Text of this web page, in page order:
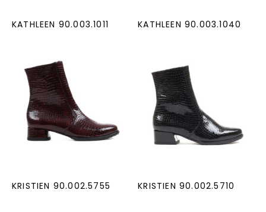
KATHLEEN 90.003.1011 KATHLEEN 90.003.1040
KRISTIEN 90.002.5755 KRISTIEN 90.002.5710